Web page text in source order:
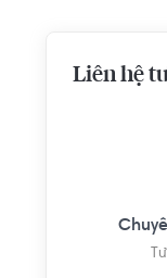
Liên hệ